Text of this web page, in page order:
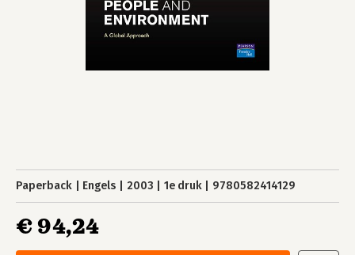
Paperback Engels 2003 1e druk 9780582414129
€ 94,24